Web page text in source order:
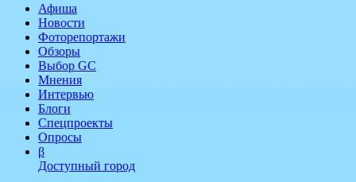
Афиша
Новости
Фоторепортажи
Обзоры
Выбор GC
Мнения
Интервью
Блоги
Спецпроекты
Опросы
β
Доступный город